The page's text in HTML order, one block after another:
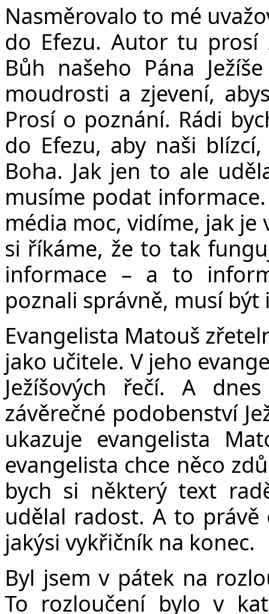
Nasměrovalo to mé
do Efezu. Autor tu prosí
Bůh našeho Pána
moudrosti a zjevení,
Prosí o poznání. Rádi
do Efezu, aby naši
Boha. Jak jen to ale
musíme podat
média moc, vidíme, jak je
si říkáme, že to tak
informace – a to
poznali správně, musí být
Evangelista Matouš
jako učitele. V jeho
Ježíšových řečí. A
závěrečné podobenství
ukazuje evangelista
evangelista chce něco
bych si některý text
udělal radost. A to právě
jakýsi vykřičník na konec.
Byl jsem v pátek na
To rozloučení bylo v